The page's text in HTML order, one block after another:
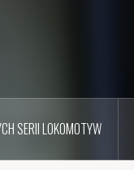
SERII LOKOMOTYW